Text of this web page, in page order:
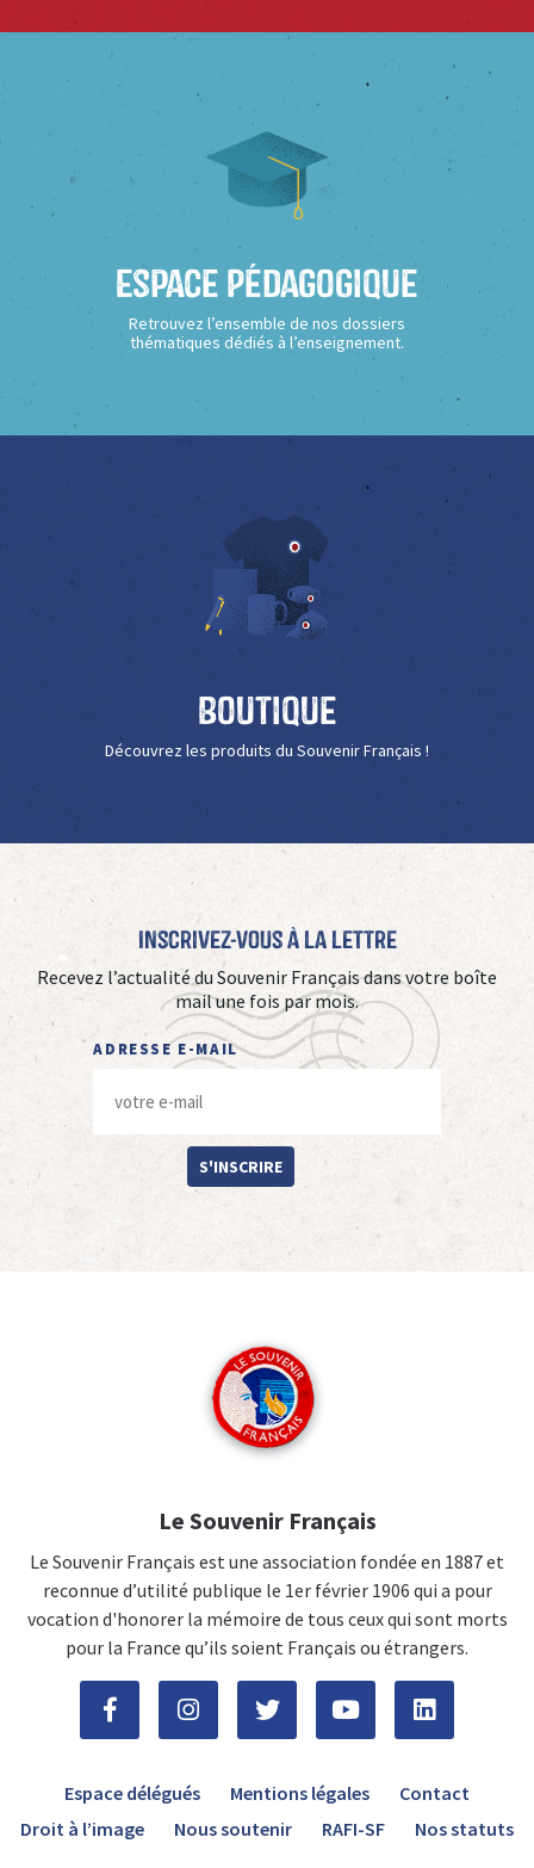
Espace Pédagogique
Retrouvez l’ensemble de nos dossiers
thématiques dédiés à l’enseignement.
Boutique
Découvrez les produits du Souvenir Français !
Inscrivez-vous à La Lettre
Recevez l’actualité du Souvenir Français dans votre boîte
mail une fois par mois.
ADRESSE E-MAIL
S'INSCRIRE
Le Souvenir Français
Le Souvenir Français est une association fondée en 1887 et
reconnue d’utilité publique le 1er février 1906 qui a pour
vocation d'honorer la mémoire de tous ceux qui sont morts
pour la France qu’ils soient Français ou étrangers.
Espace délégués Mentions légales
Contact
Droit à l’image
Nous soutenir RAFI-SF Nos statuts